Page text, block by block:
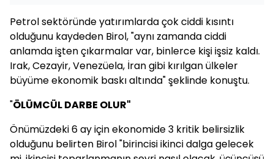
Petrol sektöründe yatırımlarda çok ciddi kısıntı
olduğunu kaydeden Birol, "aynı zamanda ciddi
anlamda işten çıkarmalar var, binlerce kişi işsiz kaldı.
Irak, Cezayir, Venezüela, İran gibi kırılgan ülkeler
büyüme ekonomik baskı altında" şeklinde konuştu.
"ÖLÜMCÜL DARBE OLUR"
Önümüzdeki 6 ay için ekonomide 3 kritik belirsizlik
olduğunu belirten Birol "birincisi ikinci dalga gelecek